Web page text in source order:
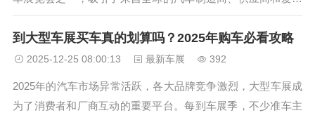
者。在这个庞大的展会生态系统中，中介公司扮演着连接展商
与展馆、提供专业服务的重要角色。那么，这些中介公司究竟
表现如何？它们的服务质...
到大型车展买车真的划算吗？2025年购车必看攻略
2025-12-25 08:00:13 最新车展 392
2025年的汽车市场异常活跃，各大品牌竞争激烈，大型车展成
为了消费者和厂商互动的重要平台。每到车展季，不少准车主